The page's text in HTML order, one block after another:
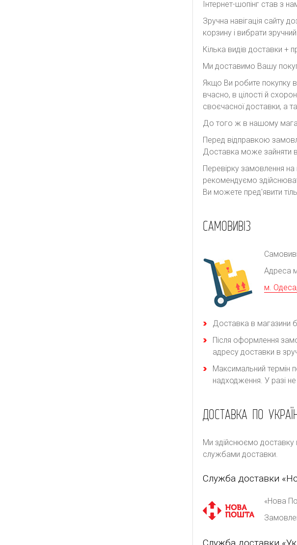
Інтернет-шопінг став з
Зручна навігація сайту
корзину і вибрати
Кілька видів доставки +
Ми доставимо Вашу
Якщо Ви робите покупку
вчасно, в цілості й
своєчасної доставки, а
До того ж в нашому
Перед відправкою
Доставка може зайняти
Перевірку замовлення на
рекомендуємо
Ви можете пред'явити
САМОВИВІЗ
Адреса
м.
Доставка в магазини
Після оформлення
адресу доставки в
Максимальний термін
надходження. У разі
ДОСТАВКА ПО
Ми здійснюємо доставку
службами доставки.
Служба доставки
«Нова